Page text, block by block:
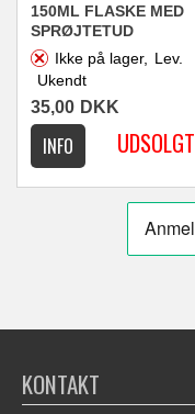
150ML FLASKE MED
SPRØJTETUD
Ikke på lager,
Lev.
Ukendt
35,00 DKK
KONTAKT